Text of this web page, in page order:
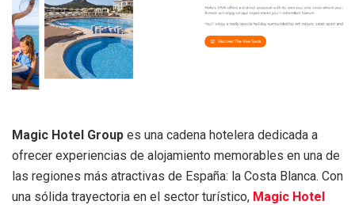
Magic Hotel Group es una cadena hotelera dedicada a
ofrecer experiencias de alojamiento memorables en una de
las regiones más atractivas de España: la Costa Blanca. Con
una sólida trayectoria en el sector turístico, Magic Hotel